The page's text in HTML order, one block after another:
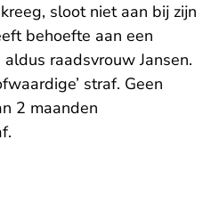
sloot niet aan bij zijn
behoefte aan een
raadsvrouw Jansen.
straf. Geen
2 maanden